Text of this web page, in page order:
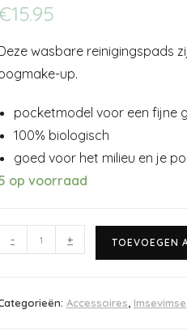
15.95
wasbare reinigingspads
up.
pocketmodel voor een fijne
100% biologisch
goed voor het milieu en je
op voorraad
- + TOEVOEGEN
Accessoires Imsevimse